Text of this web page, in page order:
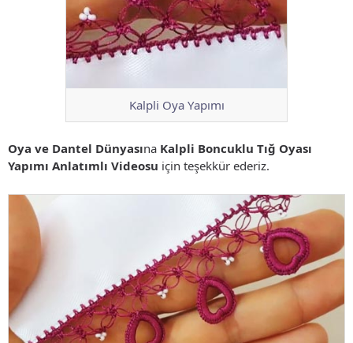
Kalpli Oya Yapımı
Oya ve Dantel Dünyasına Kalpli Boncuklu Tığ Oyası
Yapımı Anlatımlı Videosu için teşekkür ederiz.